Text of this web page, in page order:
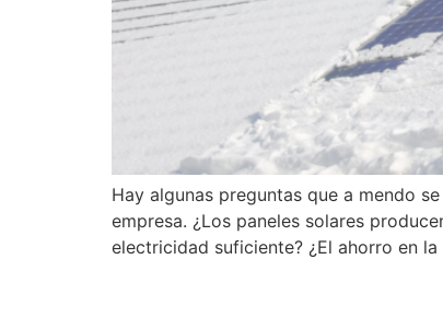
Hay algunas preguntas que a mendo
empresa. ¿Los paneles solares
electricidad suficiente? ¿El ahorro en